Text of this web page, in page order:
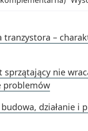
tranzystora –
sprzątający nie
problemów
budowa, działanie i